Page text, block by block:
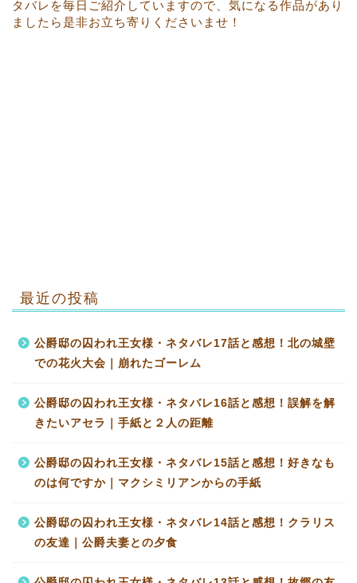
タバレを毎日ご紹介していますので、気になる作品があり
ましたら是非お立ち寄りくださいませ！
最近の投稿
公爵邸の囚われ王女様・ネタバレ17話と感想！北の城壁
での花火大会｜崩れたゴーレム
公爵邸の囚われ王女様・ネタバレ16話と感想！誤解を解
きたいアセラ｜手紙と２人の距離
公爵邸の囚われ王女様・ネタバレ15話と感想！好きなも
のは何ですか｜マクシミリアンからの手紙
公爵邸の囚われ王女様・ネタバレ14話と感想！クラリス
の友達｜公爵夫妻との夕食